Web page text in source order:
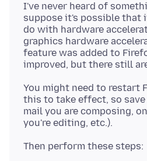
I've never heard of
suppose it's possible that
do with hardware
graphics hardware
feature was added to
You might need to restart
this to take effect, so
mail you are composing,